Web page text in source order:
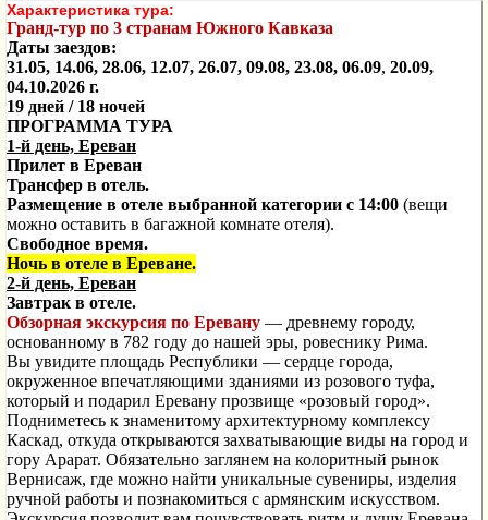
Характеристика тура:
Гранд-тур по 3 странам Южного Кавказа
Даты заездов:
31.05, 14.06, 28.06, 12.07, 26.07, 09.08, 23.08, 06.09, 20.09,
04.10.2026 г.
19 дней / 18 ночей
ПРОГРАММА ТУРА
1-й день, Ереван
Прилет в Ереван
Трансфер в отель.
Размещение в отеле выбранной категории с 14:00 (вещи
можно оставить в багажной комнате отеля).
Свободное время.
Ночь в отеле в Ереване.
2-й день, Ереван
Завтрак в отеле.
Обзорная экскурсия по Еревану — древнему городу,
основанному в 782 году до нашей эры, ровеснику Рима.
Вы увидите площадь Республики — сердце города,
окруженное впечатляющими зданиями из розового туфа,
который и подарил Еревану прозвище «розовый город».
Подниметесь к знаменитому архитектурному комплексу
Каскад, откуда открываются захватывающие виды на город и
гору Арарат. Обязательно заглянем на колоритный рынок
Вернисаж, где можно найти уникальные сувениры, изделия
ручной работы и познакомиться с армянским искусством.